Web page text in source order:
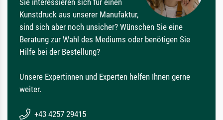
Sie interessieren sich für einen
Kunstdruck aus unserer Manufaktur,
sind sich aber noch unsicher? Wünschen Sie eine
Beratung zur Wahl des Mediums oder benötigen Sie
Hilfe bei der Bestellung?
Unsere Expertinnen und Experten helfen Ihnen gerne
weiter.
+43 4257 29415